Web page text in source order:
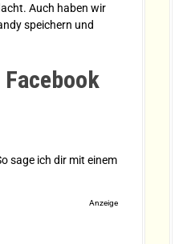
Auch haben wir
speichern und
sage ich dir mit einem
Anzeige